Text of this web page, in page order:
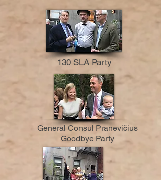
130 SLA Party
General Consul Pranevičius
Goodbye Party